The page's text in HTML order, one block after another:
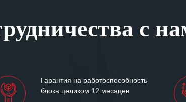
с
Гарантия на работоспособность
блока целиком 12 месяцев